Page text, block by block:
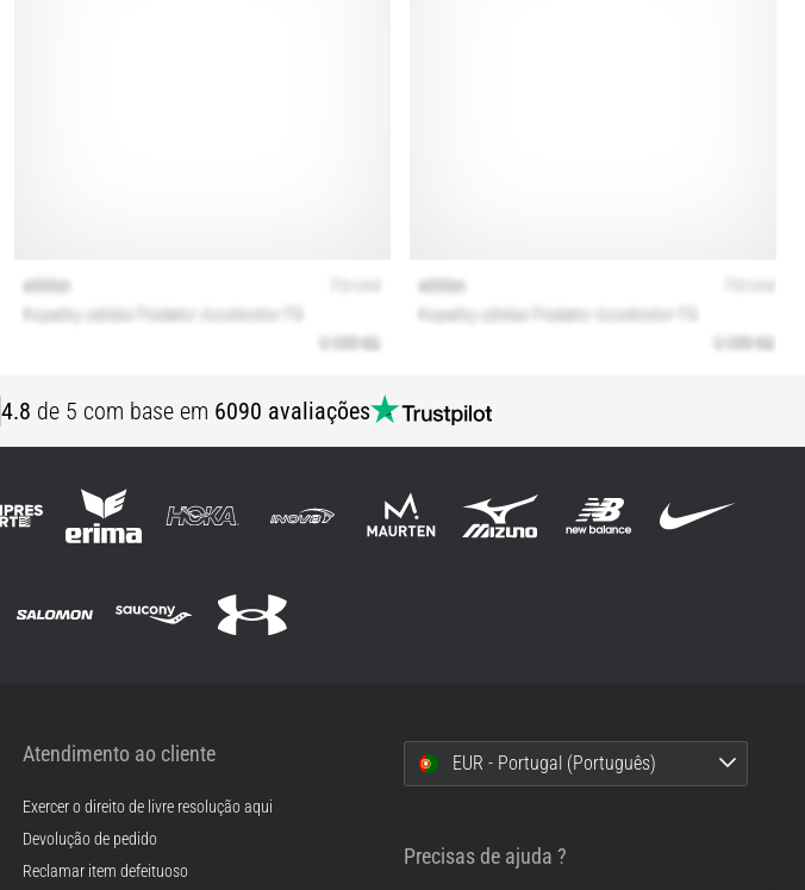
4.8 de 5 com base em 6090 avaliações
Atendimento ao cliente
Exercer o direito de livre resolução aqui
Devolução de pedido
Reclamar item defeituoso
EUR - Portugal (Português)
Precisas de ajuda ?